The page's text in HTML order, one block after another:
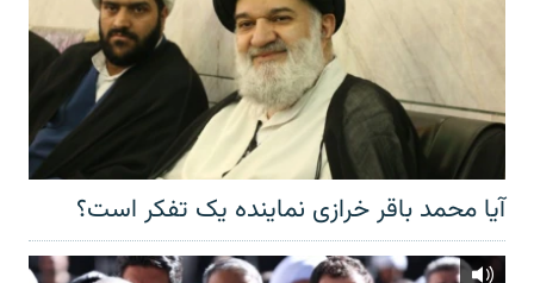
آیا محمد باقر خرازی نماینده یک تفکر است؟